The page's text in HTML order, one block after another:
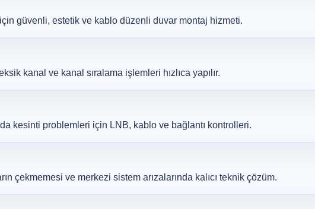
güvenli, estetik ve kablo düzenli duvar montaj hizmeti.
kanal ve kanal sıralama işlemleri hızlıca yapılır.
kesinti problemleri için LNB, kablo ve bağlantı kontrolleri.
çekmemesi ve merkezi sistem arızalarında kalıcı teknik çözüm.